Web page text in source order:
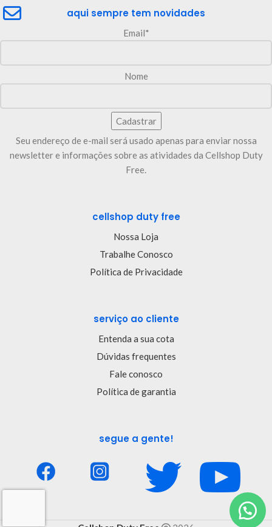
aqui sempre tem novidades
Email*
Nome
Seu endereço de e-mail será usado apenas para enviar nossa
newsletter e informações sobre as atividades da Cellshop Duty
Free.
cellshop duty free
Nossa Loja
Trabalhe Conosco
Política de Privacidade
serviço ao cliente
Entenda a sua cota
Dúvidas frequentes
Fale conosco
Política de garantia
segue a gente!